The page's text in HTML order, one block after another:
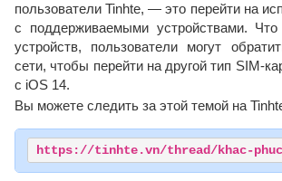
пользователи Tinhte, — это перейти на
с поддерживаемыми устройствами. Что
устройств, пользователи могут
сети, чтобы перейти на другой тип SIM-
с iOS 14.
Вы можете следить за этой темой на
https://tinhte.vn/thread/khac-